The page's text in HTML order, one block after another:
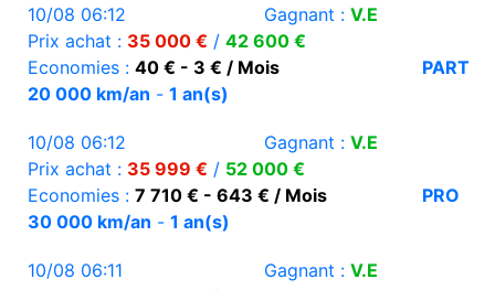
10/08 06:12 Gagnant : V.E
Prix achat : 35 000 € / 42 600 €
Economies : 40 € - 3 € / Mois
PART
20 000 km/an - 1 an(s)
10/08 06:12 Gagnant : V.E
Prix achat : 35 999 € / 52 000 €
Economies : 7 710 € - 643 € / Mois
PRO
30 000 km/an - 1 an(s)
10/08 06:11 Gagnant : V.E